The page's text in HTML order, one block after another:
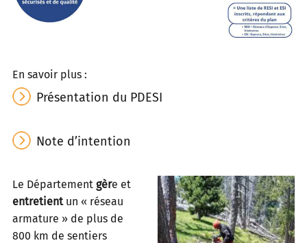
En savoir plus :
Présentation du PDESI
Note d’intention
Le Département gère et
entretientun « réseau
armature » de plus de
800 km de sentiers